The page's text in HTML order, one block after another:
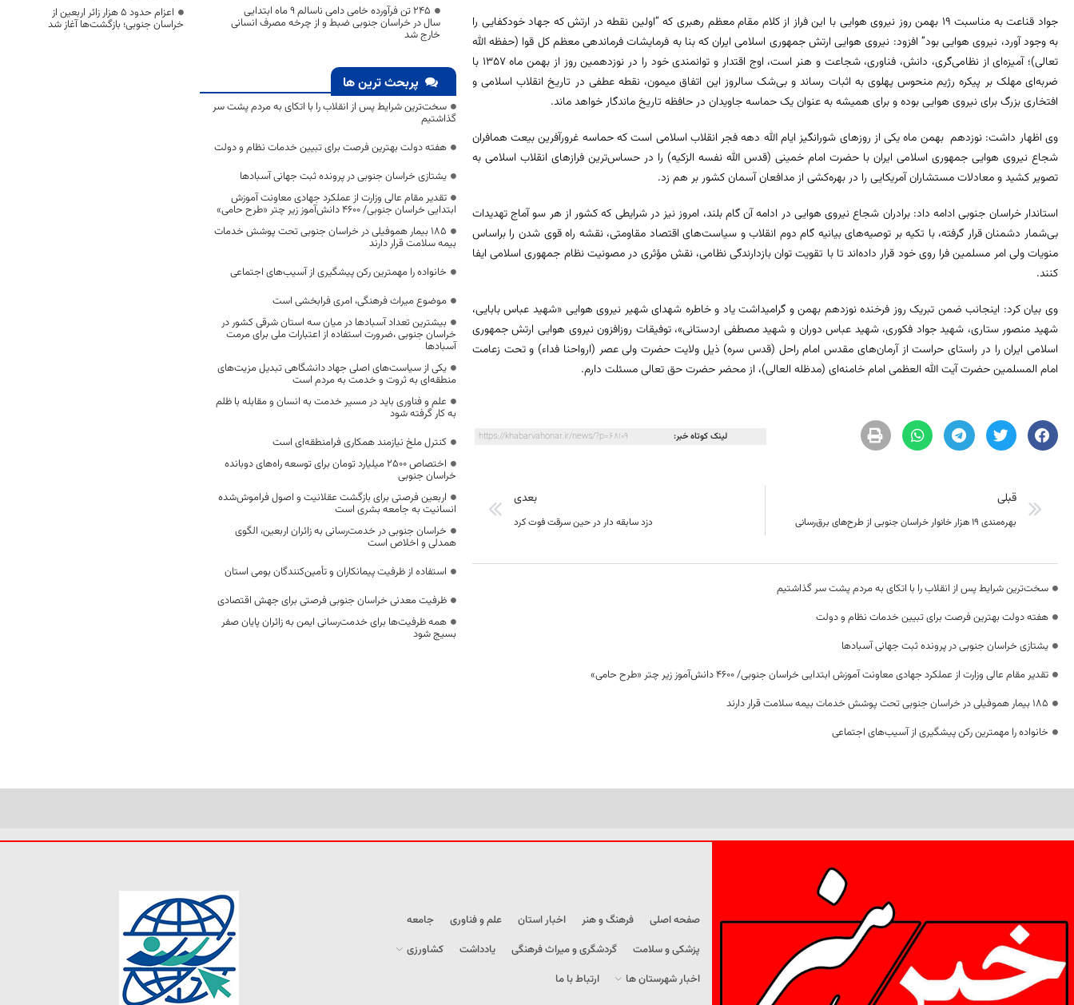
جواد قناعت به مناسبت ۱۹ بهمن روز نیروی هوایی با این فراز از کلام مقام معظم رهبری که “اولین نقطه در ارتش که جهاد خودکفایی را
به‌ وجود آورد، نیروی هوایی بود” افزود: نیروی هوایی ارتش جمهوری اسلامی ایران که بنا به فرمایشات فرماندهی معظم کل قوا (حفظه الله
تعالی)؛ آمیزه‌ای از نظامی‌گری، دانش، فناوری، شجاعت و هنر است، اوج اقتدار و توانمندی خود را در نوزدهمین روز از بهمن ماه ۱۳۵۷ با
ضربه‌ای مهلک بر پیکره رژیم منحوس پهلوی به اثبات رساند و بی‌شک سالروز این اتفاق میمون، نقطه عطفی در تاریخ انقلاب اسلامی و
افتخاری بزرگ برای نیروی هوایی بوده و برای همیشه به عنوان یک حماسه جاویدان در حافظه تاریخ ماندگار خواهد ماند.
وی اظهار داشت: نوزدهم بهمن ماه یکی از روزهای شورانگیز ایام الله دهه فجر انقلاب اسلامی است که حماسه غرورآفرین بیعت همافران
شجاع نیروی هوایی جمهوری اسلامی ایران با حضرت امام خمینی (قدس الله نفسه الزکیه) را در حساس‌ترین فرازهای انقلاب اسلامی به
تصویر کشید و معادلات مستشاران آمریکایی را در بهره‌کشی از مدافعان آسمان کشور بر هم زد.
استاندار خراسان جنوبی ادامه داد: برادران شجاع نیروی هوایی در ادامه آن گام بلند، امروز نیز در شرایطی که کشور از هر سو آماج تهدیدات
بی‌شمار دشمنان قرار گرفته، با تکیه بر توصیه‌های بیانیه گام دوم انقلاب و سیاست‌های اقتصاد مقاومتی، نقشه راه قوی شدن را براساس
منویات ولی امر مسلمین فرا روی خود قرار داده‌اند تا با تقویت توان بازدارندگی نظامی، نقش مؤثری در مصونیت نظام جمهوری اسلامی ایفا
کنند.
وی بیان کرد: اینجانب ضمن تبریک روز فرخنده نوزدهم بهمن و گرامیداشت یاد و خاطره شهدای شهیر نیروی هوایی «شهید عباس بابایی،
شهید منصور ستاری، شهید جواد فکوری، شهید عباس دوران و شهید مصطفی اردستانی»، توفیقات روزافزون نیروی هوایی ارتش جمهوری
اسلامی ایران را در راستای حراست از آرمان‌های مقدس امام راحل (قدس سره) ذیل ولایت حضرت ولی عصر (ارواحنا فداء) و تحت زعامت
امام المسلمین حضرت آیت الله العظمی امام خامنه‌ای (مدظله العالی)، از محضر حضرت حق تعالی مسئلت دارم.
لینک کوتاه خبر: https://khabarvahonar.ir/news/?p=68109
قبلی
بهره‌مندی ۱۹ هزار خانوار خراسان جنوبی از طرح‌های برق‌رسانی
بعدی
دزد سابقه دار در حین سرقت فوت کرد
سخت‌ترین شرایط پس از انقلاب را با اتکای به مردم پشت سر گذاشتیم
هفته دولت بهترین فرصت برای تبیین خدمات نظام و دولت
یشتازی خراسان جنوبی در پرونده ثبت جهانی آسبادها
تقدیر مقام عالی وزارت از عملکرد جهادی معاونت آموزش ابتدایی خراسان جنوبی/ ۴۶۰۰ دانش‌آموز زیر چتر «طرح حامی»
۱۸۵ بیمار هموفیلی در خراسان جنوبی تحت پوشش خدمات بیمه سلامت قرار دارند
خانواده را مهمترین رکن پیشگیری از آسیب‌های اجتماعی
۲۴۵ تن فرآورده خامی دامی ناسالم ۹ ماه ابتدایی
سال در خراسان جنوبی ضبط و از چرخه مصرف انسانی
خارج شد
پربحث ترین ها
سخت‌ترین شرایط پس از انقلاب را با اتکای به مردم پشت سر
گذاشتیم
هفته دولت بهترین فرصت برای تبیین خدمات نظام و دولت
یشتازی خراسان جنوبی در پرونده ثبت جهانی آسبادها
تقدیر مقام عالی وزارت از عملکرد جهادی معاونت آموزش
ابتدایی خراسان جنوبی/ ۴۶۰۰ دانش‌آموز زیر چتر «طرح حامی»
۱۸۵ بیمار هموفیلی در خراسان جنوبی تحت پوشش خدمات
بیمه سلامت قرار دارند
خانواده را مهمترین رکن پیشگیری از آسیب‌های اجتماعی
موضوع میراث فرهنگی، امری فرابخشی است
بیشترین تعداد آسبادها در میان سه استان شرقی کشور در
خراسان جنوبی ،ضرورت استفاده از اعتبارات ملی برای مرمت
آسبادها
یکی از سیاست‌های اصلی جهاد دانشگاهی تبدیل مزیت‌های
منطقه‌ای به ثروت و خدمت به مردم است
علم و فناوری باید در مسیر خدمت به انسان و مقابله با ظلم
به کار گرفته شود
کنترل ملخ نیازمند همکاری فرامنطقه‌ای است
اختصاص 2500 میلیارد تومان برای توسعه راه‌های دوبانده
خراسان جنوبی
اربعین فرصتی برای بازگشت عقلانیت و اصول فراموش‌شده
انسانیت به جامعه بشری است
خراسان جنوبی در خدمت‌رسانی به زائران اربعین، الگوی
همدلی و اخلاص است
استفاده از ظرفیت پیمانکاران و تأمین‌کنندگان بومی استان
ظرفیت معدنی خراسان جنوبی فرصتی برای جهش اقتصادی
همه ظرفیت‌ها برای خدمت‌رسانی ایمن به زائران پایان صفر
بسیج شود
اعزام حدود 5 هزار زائر اربعین از
خراسان جنوبی؛ بازگشت‌ها آغاز شد
صفحه اصلی فرهنگ و هنر اخبار استان علم و فناوری
جامعه
پزشکی و سلامت
گردشگری و میراث فرهنگی یادداشت
کشاورزی
اخبار شهرستان ها
ارتباط با ما